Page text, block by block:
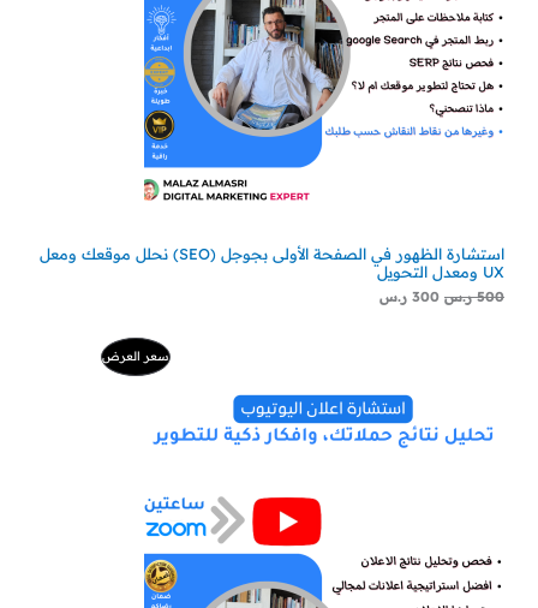
استشارة الظهور في الصفحة الأولى بجوجل (SEO) نحلل موقعك ومعل
UX ومعدل التحويل
500 ر.س 300 ر.س
سعر العرضمنتج
229 ر.س.